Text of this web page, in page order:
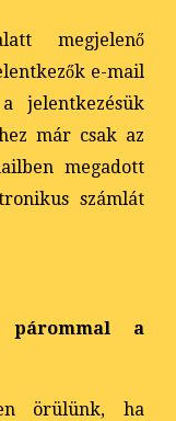
megjelenő
e-mail
jelentkezésük
már csak az
megadott
számlát
párommal a
örülünk, ha